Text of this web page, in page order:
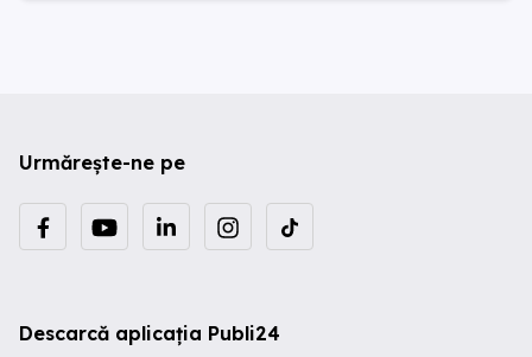
Urmărește-ne pe
Descarcă aplicația Publi24